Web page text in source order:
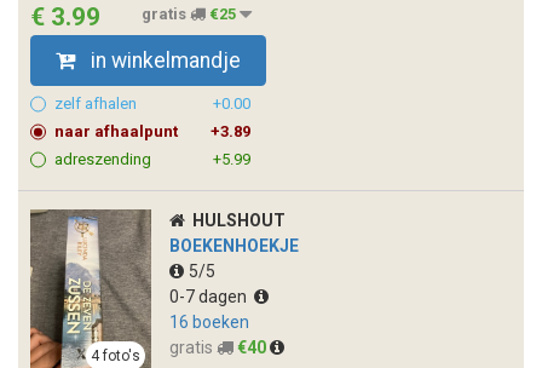
€ 3.99 gratis €25
in winkelmandje
zelf afhalen
+0.00
naar afhaalpunt
+3.89
adreszending
+5.99
HULSHOUT
BOEKENHOEKJE
5/5
0-7 dagen
16 boeken
gratis
€40
4 foto's